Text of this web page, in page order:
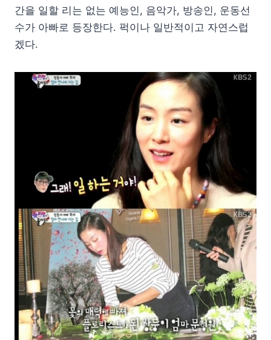
간을 일할 리는 없는 예능인, 음악가, 방송인, 운동선
수가 아빠로 등장한다. 퍽이나 일반적이고 자연스럽
겠다.